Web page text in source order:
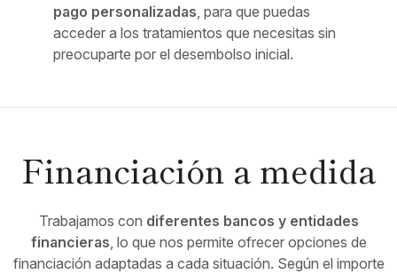
pago personalizadas , para que puedas
acceder a los tratamientos que necesitas sin
preocuparte por el desembolso inicial.
Financiación a medida
Trabajamos con diferentes bancos y entidades
financieras , lo que nos permite ofrecer opciones de
financiación adaptadas a cada situación. Según el importe